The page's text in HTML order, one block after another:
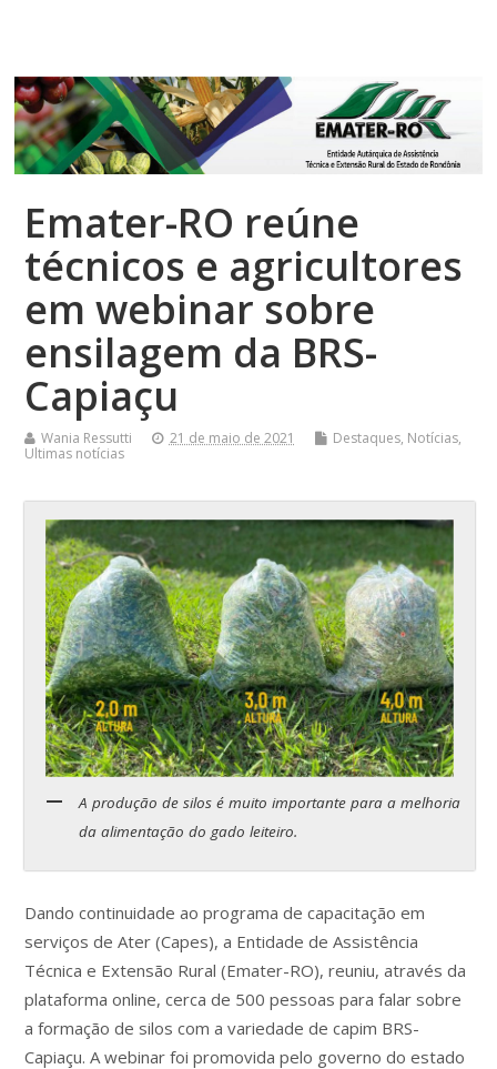
Emater-RO reúne
técnicos e agricultores
em webinar sobre
ensilagem da BRS-
Capiaçu
Wania Ressutti 21 de maio de 2021 Destaques, Notícias,
Ultimas notícias
A produção de silos é muito importante para a melhoria
da alimentação do gado leiteiro.
Dando continuidade ao programa de capacitação em
serviços de Ater (Capes), a Entidade de Assistência
Técnica e Extensão Rural (Emater-RO), reuniu, através da
plataforma online, cerca de 500 pessoas para falar sobre
a formação de silos com a variedade de capim BRS-
Capiaçu. A webinar foi promovida pelo governo do estado